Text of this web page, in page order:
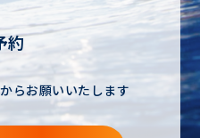
約
らお願いいたします